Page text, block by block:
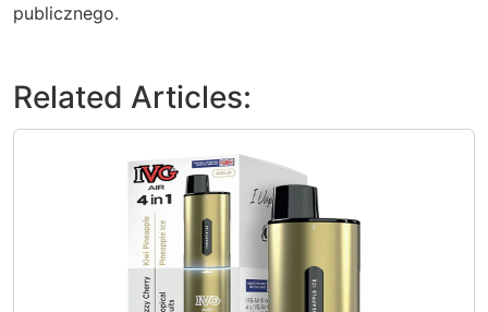
publicznego.
Related Articles: